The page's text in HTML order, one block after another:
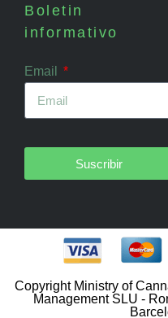
Boletin
informativo
Email
Suscribir
Copyright Ministry of
Management SLU -